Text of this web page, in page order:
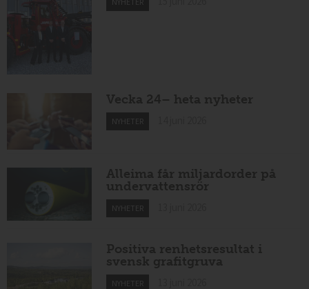
Vecka 24– heta nyheter
NYHETER
Alleima får miljardorder på
undervattensrör
NYHETER
Positiva renhetsresultat i
svensk grafitgruva
NYHETER